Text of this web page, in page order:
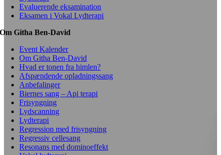
Evaluerende eksamination
Eksamen i Vokal Lydterapi
Om Githa Ben-David
Event Kalender
Om Githa Ben-David
Hvad er tonen fra himlen?
Afspændende opladningssang
Anbefalinger
Biernes sang – Api terapi
Frisyngning
Lydscanning
Lydterapi
Regression med frisyngning
Regressiv cellesang
Resonans med dominoeffekt